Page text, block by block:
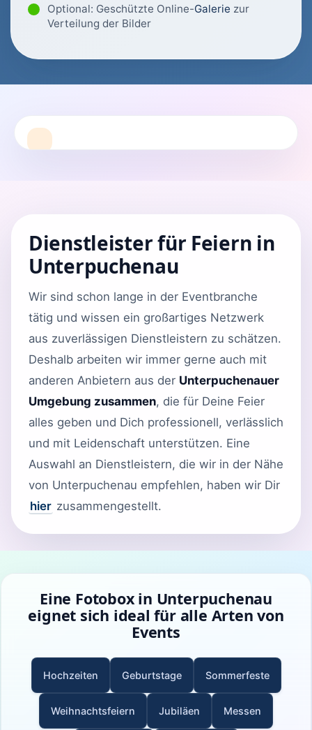
Optional: Geschützte Online-Galerie zur
Verteilung der Bilder
Dienstleister für Feiern in
Unterpuchenau
Wir sind schon lange in der Eventbranche
tätig und wissen ein großartiges Netzwerk
aus zuverlässigen Dienstleistern zu schätzen.
Deshalb arbeiten wir immer gerne auch mit
anderen Anbietern aus der Unterpuchenauer
Umgebung zusammen, die für Deine Feier
alles geben und Dich professionell, verlässlich
und mit Leidenschaft unterstützen. Eine
Auswahl an Dienstleistern, die wir in der Nähe
von Unterpuchenau empfehlen, haben wir Dir
hier zusammengestellt.
Eine Fotobox in Unterpuchenau
eignet sich ideal für alle Arten von
Events
Hochzeiten Geburtstage Sommerfeste
Weihnachtsfeiern Jubiläen Messen